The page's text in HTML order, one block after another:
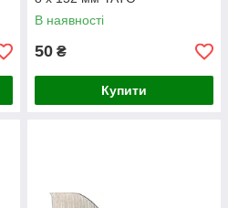
В наявності
50 ₴
Купити